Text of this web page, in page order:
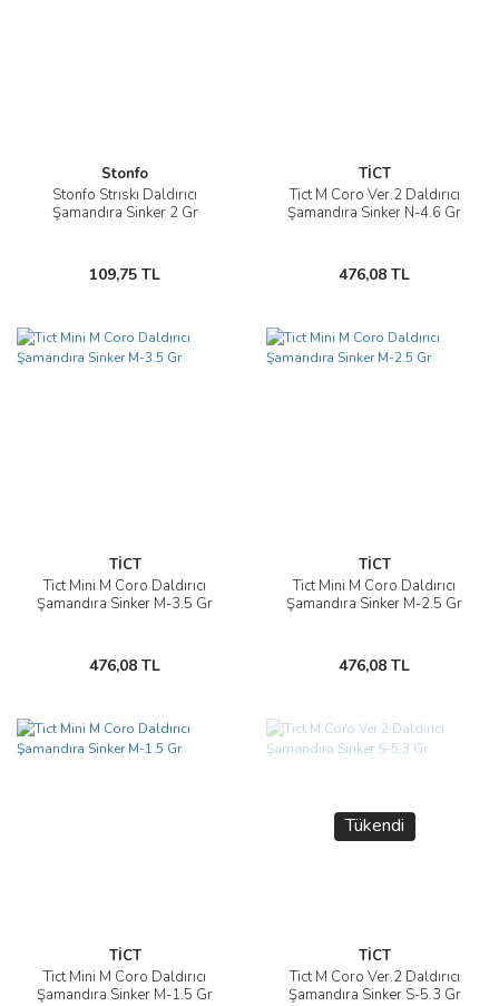
Stonfo
Stonfo Strıskı Daldırıcı
Şamandıra Sinker 2 Gr
109,75 TL
TİCT
Tict M Coro Ver.2 Daldırıcı
Şamandıra Sinker N-4.6 Gr
476,08 TL
TİCT
Tict Mini M Coro Daldırıcı
Şamandıra Sinker M-3.5 Gr
476,08 TL
TİCT
Tict Mini M Coro Daldırıcı
Şamandıra Sinker M-2.5 Gr
476,08 TL
TİCT
Tict Mini M Coro Daldırıcı
Şamandıra Sinker M-1.5 Gr
Tükendi
TİCT
Tict M Coro Ver.2 Daldırıcı
Şamandıra Sinker S-5.3 Gr